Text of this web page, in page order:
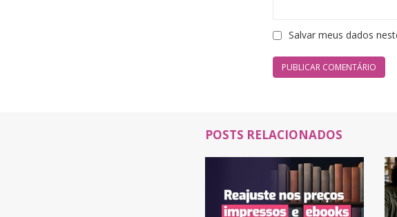
Salvar meus dados
POSTS RELACIONADOS